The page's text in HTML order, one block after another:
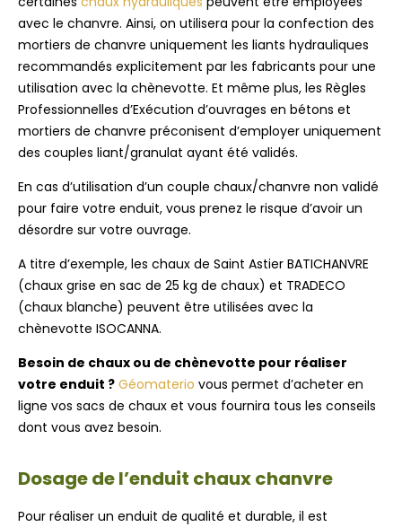
avec le chanvre. Ainsi, on utilisera pour la confection des
mortiers de chanvre uniquement les liants hydrauliques
recommandés explicitement par les fabricants pour une
utilisation avec la chènevotte. Et même plus, les Règles
Professionnelles d’Exécution d’ouvrages en bétons et
mortiers de chanvre préconisent d’employer uniquement
des couples liant/granulat ayant été validés.
En cas d’utilisation d’un couple chaux/chanvre non validé
pour faire votre enduit, vous prenez le risque d’avoir un
désordre sur votre ouvrage.
A titre d’exemple, les chaux de Saint Astier BATICHANVRE
(chaux grise en sac de 25 kg de chaux) et TRADECO
(chaux blanche) peuvent être utilisées avec la
chènevotte ISOCANNA.
Besoin de chaux ou de chènevotte pour réaliser
votre enduit ? Géomaterio vous permet d’acheter en
ligne vos sacs de chaux et vous fournira tous les conseils
dont vous avez besoin.
Dosage de l’enduit chaux chanvre
Pour réaliser un enduit de qualité et durable, il est